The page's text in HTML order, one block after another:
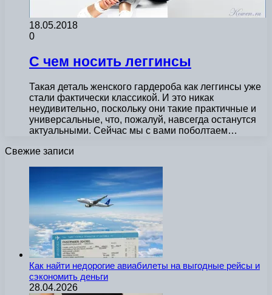
18.05.2018
0
С чем носить леггинсы
Такая деталь женского гардероба как леггинсы уже
стали фактически классикой. И это никак
неудивительно, поскольку они такие практичные и
универсальные, что, пожалуй, навсегда останутся
актуальными. Сейчас мы с вами поболтаем…
Свежие записи
Как найти недорогие авиабилеты на выгодные рейсы и
сэкономить деньги
28.04.2026